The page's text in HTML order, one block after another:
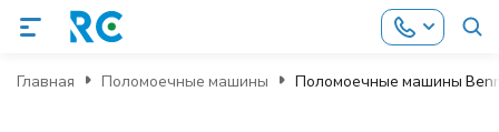
Главная Поломоечные машины Поломоечные машины